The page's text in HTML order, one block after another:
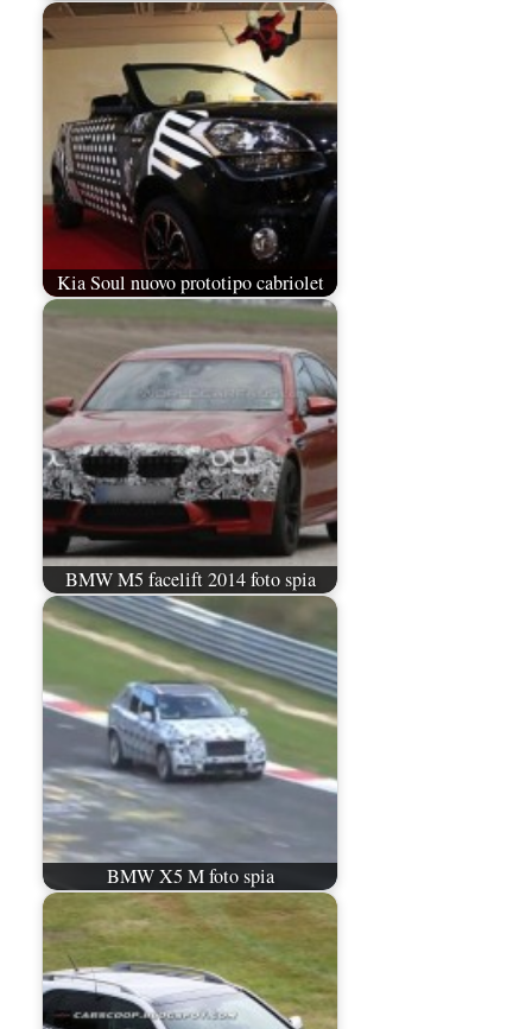
Kia Soul nuovo prototipo cabriolet
BMW M5 facelift 2014 foto spia
BMW X5 M foto spia